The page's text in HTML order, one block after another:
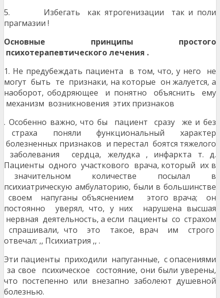
5. Избегать как ятрогенизации так и поли
прагмазии !
Основные принципы простого
психотерапевтического лечения .
1. Не предубеждать пациента в том, что, у него не
могут быть те признаки, на которые он жалуется, а
наоборот, ободряющее и понятно объяснить ему
механизм возникновения этих признаков
. Особенно важно, что бы пациент сразу же и без
страха поняли функциональный характер
болезненных признаков и перестал боятся тяжелого
заболевания сердца, желудка , инфаркта т. д.
Пациенты одного участкового врача, который их в
значительном количестве посылал в
психиатрическую амбулаторию, были в большинстве
своем напуганы объяснением этого врача; он
постоянно уверял, что, у них нарушена высшая
нервная деятельность, а если пациенты со страхом
спрашивали, что это такое, врач им строго
отвечал: ,, Психиатрия ,, .
Эти пациенты приходили напуганные, с опасениями
за свое психическое состояние, они были уверены,
что постепенно или внезапно заболеют душевной
болезнью.